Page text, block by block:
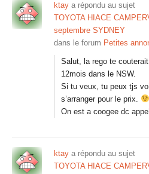
ktay a répondu au sujet
TOYOTA HIACE
septembre SYDNEY
dans le forum Petites
Salut, la rego te
12mois dans le NSW.
Si tu veux, tu peux tjs
s’arranger pour le prix.
On est a coogee dc
ktay a répondu au sujet
TOYOTA HIACE